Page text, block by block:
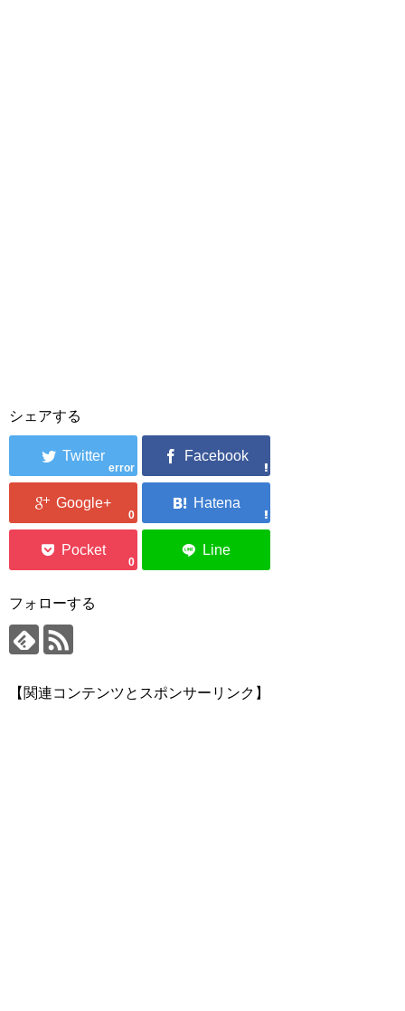
シェアする
error
0
0
フォローする
【関連コンテンツとスポンサーリンク】